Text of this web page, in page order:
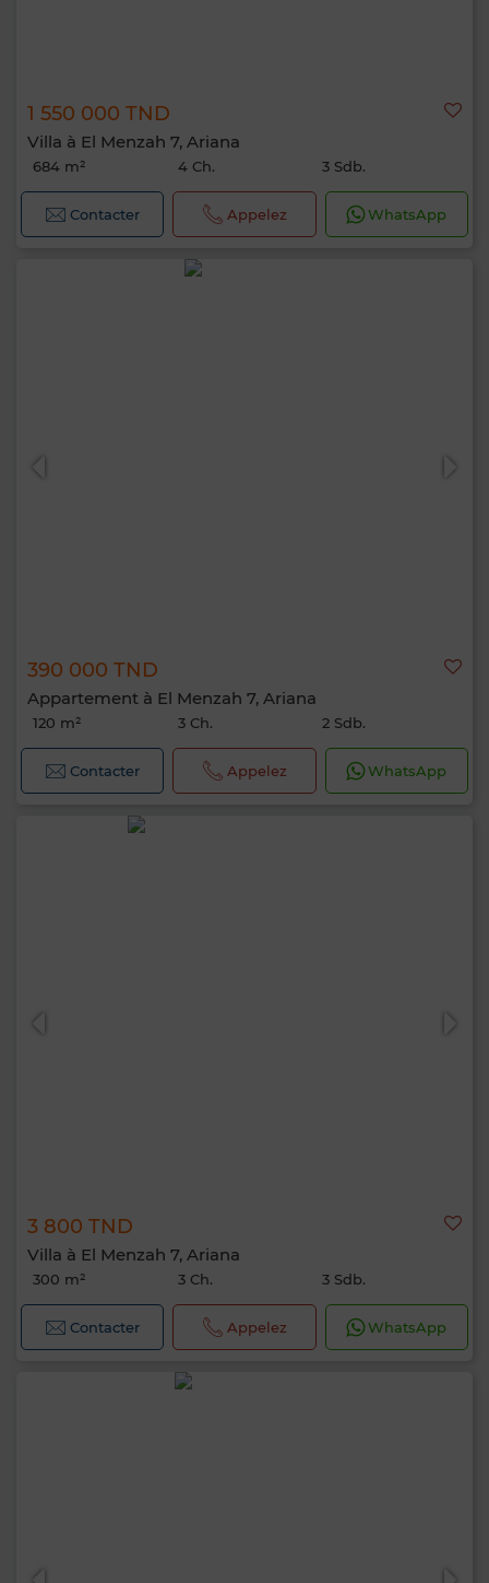
1 550 000 TND
Villa à El Menzah 7, Ariana
684 m² 4 Ch. 3 Sdb.
Contacter Appelez WhatsApp
390 000 TND
Appartement à El Menzah 7, Ariana
120 m² 3 Ch. 2 Sdb.
Contacter Appelez WhatsApp
3 800 TND
Villa à El Menzah 7, Ariana
300 m² 3 Ch. 3 Sdb.
Contacter Appelez WhatsApp